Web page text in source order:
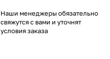
Наши менеджеры обязательно
свяжутся с вами и уточнят
условия заказа